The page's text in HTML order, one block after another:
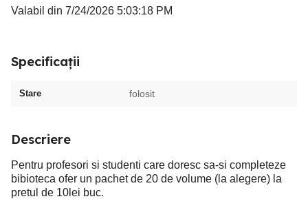
Valabil din 7/24/2026 5:03:18 PM
Specificații
Stare folosit
Descriere
Pentru profesori si studenti care doresc sa-si completeze
bibioteca ofer un pachet de 20 de volume (la alegere) la
pretul de 10lei buc.